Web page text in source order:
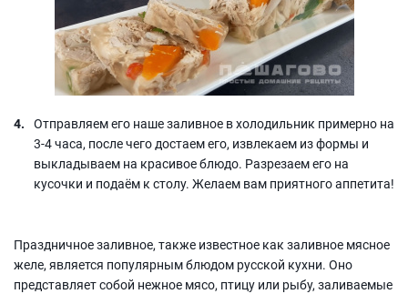
Отправляем его наше заливное в холодильник примерно на
3-4 часа, после чего достаем его, извлекаем из формы и
выкладываем на красивое блюдо. Разрезаем его на
кусочки и подаём к столу. Желаем вам приятного аппетита!
Праздничное заливное, также известное как заливное мясное
желе, является популярным блюдом русской кухни. Оно
представляет собой нежное мясо, птицу или рыбу, заливаемые